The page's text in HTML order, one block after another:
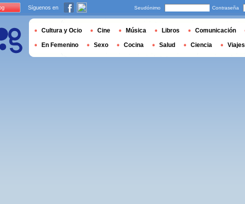
Síguenos en Seudónimo Contraseña
Cultura y Ocio Cine Música Libros Comunicación
En Femenino Sexo Cocina Salud Ciencia Viajes